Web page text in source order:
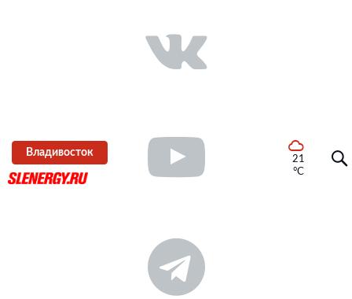
Владивосток
21
°C